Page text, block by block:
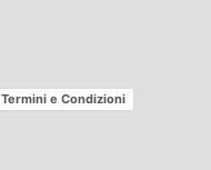
Termini e Condizioni